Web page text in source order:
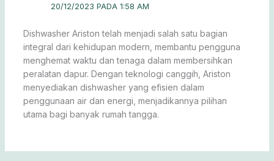
20/12/2023 PADA 1:58 AM
Dishwasher Ariston telah menjadi salah satu bagian
integral dari kehidupan modern, membantu pengguna
menghemat waktu dan tenaga dalam membersihkan
peralatan dapur. Dengan teknologi canggih, Ariston
menyediakan dishwasher yang efisien dalam
penggunaan air dan energi, menjadikannya pilihan
utama bagi banyak rumah tangga.